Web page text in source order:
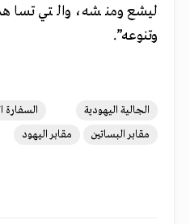
ليشع ومنشه، والتي تساهم
وتنوعه”.
الجالية اليهودية السفارة
مقابر البساتين
مقابر اليهود